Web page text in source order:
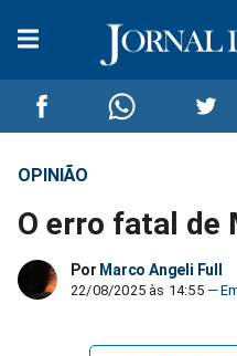
Compartilhar
no
Facebook
Compartilhar
no
Whatsapp
no
OPINIÃO
O erro fatal de
Por Marco Angeli Full
22/08/2025 às 14:55